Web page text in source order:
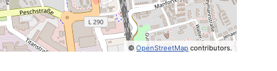
©OpenStreetMap contributors.